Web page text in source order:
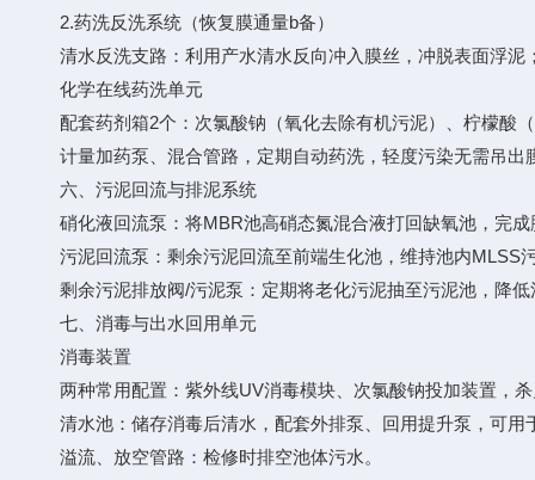
2.药洗反洗系统（恢复膜通量b备）
清水反洗支路：利用产水清水反向冲入膜丝，冲脱表面浮泥
化学在线药洗单元
配套药剂箱2个：次氯酸钠（氧化去除有机污泥）、柠檬酸
计量加药泵、混合管路，定期自动药洗，轻度污染无需吊出
六、污泥回流与排泥系统
硝化液回流泵：将MBR池高硝态氮混合液打回缺氧池，完成
污泥回流泵：剩余污泥回流至前端生化池，维持池内MLSS
剩余污泥排放阀/污泥泵：定期将老化污泥抽至污泥池，降低
七、消毒与出水回用单元
消毒装置
两种常用配置：紫外线UV消毒模块、次氯酸钠投加装置，杀
清水池：储存消毒后清水，配套外排泵、回用提升泵，可用
溢流、放空管路：检修时排空池体污水。